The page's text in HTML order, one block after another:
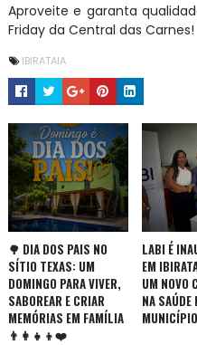
Aproveite e garanta
Friday da Central das Carnes!
IBIRATAIA
🌳 DIA DOS PAIS NO
SÍTIO TEXAS: UM
DOMINGO PARA VIVER,
SABOREAR E CRIAR
MEMÓRIAS EM FAMÍLIA
👨‍👩‍👧‍👦❤️
LABI É
EM
UM NOVO
NA SAÚDE
MUNICÍPIO